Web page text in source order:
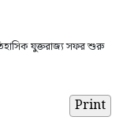
যুক্তরাজ্য সফর শুরু
Print